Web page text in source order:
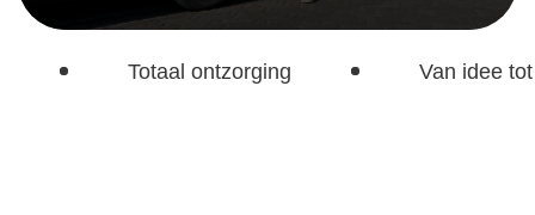
Totaal ontzorging Van idee